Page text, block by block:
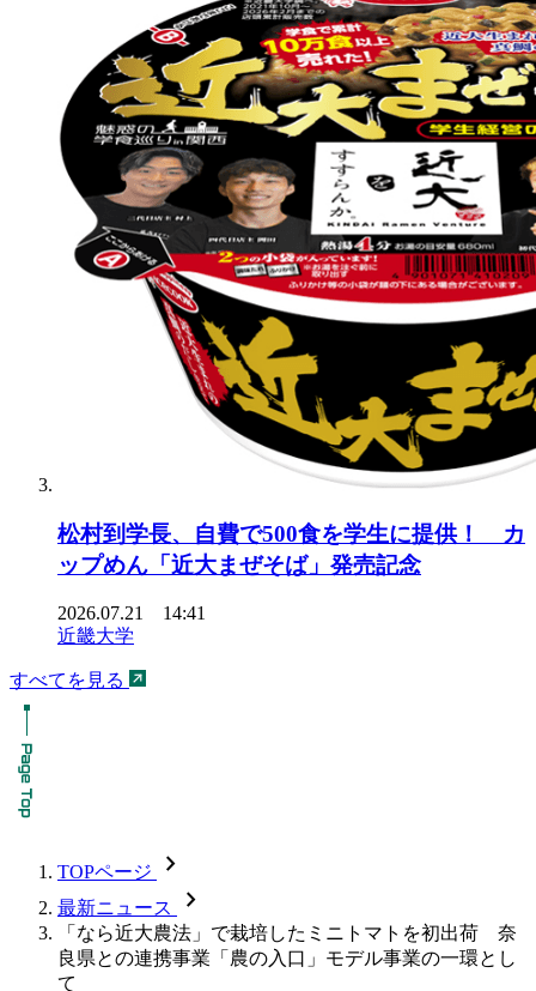
松村到学長、自費で500食を学生に提供！ カ
ップめん「近大まぜそば」発売記念
2026.07.21 14:41
近畿大学
すべてを見る
TOPページ chevron_forward
最新ニュース chevron_forward
「なら近大農法」で栽培したミニトマトを初出荷 奈
良県との連携事業「農の入口」モデル事業の一環とし
て